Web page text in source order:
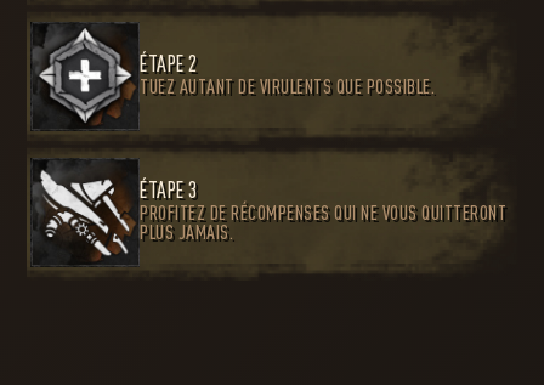
ÉTAPE 2
TUEZ AUTANT DE VIRULENTS QUE POSSIBLE.
ÉTAPE 3
PROFITEZ DE RÉCOMPENSES QUI NE VOUS QUITTERONT
PLUS JAMAIS.